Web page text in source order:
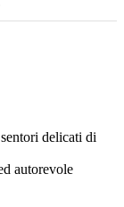
delicati di
autorevole